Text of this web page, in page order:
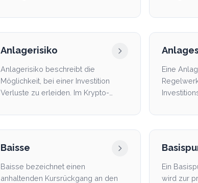
Anlagerisiko
Anlagerisiko beschreibt die
Möglichkeit, bei einer Investition
Verluste zu erleiden. Im Krypto-
Eine
Baisse
Baisse bezeichnet einen
anhaltenden Kursrückgang an den
Ein
wird zur